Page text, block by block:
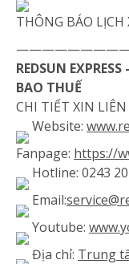
THÔNG BÁO
REDSUN
BAO THUẾ
CHI TIẾT XIN LIÊN
Website:
Fanpage: https://
Hotline: 0243
Email:
Youtube:
Địa chỉ: Trung